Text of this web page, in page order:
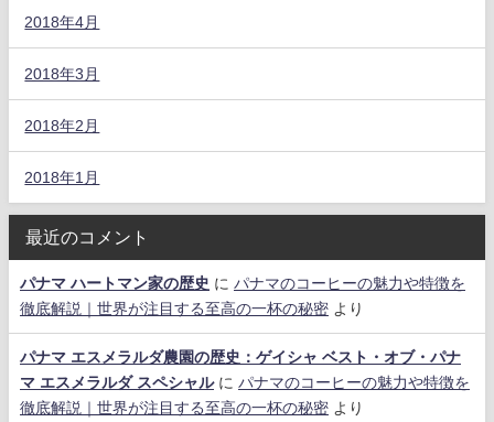
2018年4月
2018年3月
2018年2月
2018年1月
最近のコメント
パナマ ハートマン家の歴史 に パナマのコーヒーの魅力や特徴を
徹底解説｜世界が注目する至高の一杯の秘密 より
パナマ エスメラルダ農園の歴史：ゲイシャ ベスト・オブ・パナ
マ エスメラルダ スペシャルに パナマのコーヒーの魅力や特徴を
徹底解説｜世界が注目する至高の一杯の秘密 より